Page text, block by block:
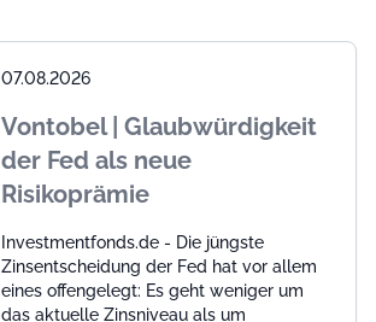
07.08.2026
Vontobel | Glaubwürdigkeit
der Fed als neue
Risikoprämie
Investmentfonds.de - Die jüngste
Zinsentscheidung der Fed hat vor allem
eines offengelegt: Es geht weniger um
das aktuelle Zinsniveau als um